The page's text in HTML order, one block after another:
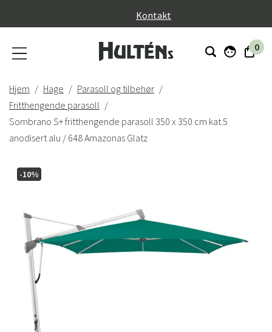
Kontakt
0
Hjem Hage
Parasoll og tilbehør
Fritthengende parasoll
Sombrano S+ fritthengende parasoll 350 x 350 cm kat.5
anodisert alu / 648 Amazonas Glatz
-10%